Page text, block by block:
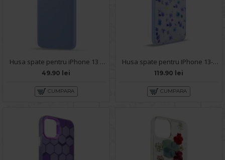
Husa spate pentru iPhone 13 - Silicon Line Albastru
49.90 lei
CUMPARA
Husa spate pentru IPhone 13- Happy case
119.90 lei
CUMPARA